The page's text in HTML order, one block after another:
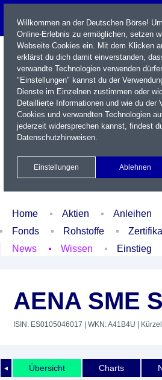
Name / WKN / ISIN / Kürzel
Xetra Realtime
Watchlist
Home Aktien Anleihen
Fonds
Rohstoffe
News
Wissen Einstieg
AENA SME
ISIN: ES0105046017 | WKN: A41B4U |
◄ Übersicht Charts
Willkommen an der Deutschen Börse!
Online-Erlebnis zu ermöglichen, setzen
Webseite Cookies ein. Mit dem Klicken
erklärst du dich damit einverstanden,
verwandte Technologien verwenden
"Einstellungen" kannst du der
Dienste im Einzelnen zustimmen oder
Detaillierte Informationen und wie du der
Cookies und verwandten Technologien
jederzeit widersprechen kannst, findest
Datenschutzhinweisen.
Einstellungen Ablehnen